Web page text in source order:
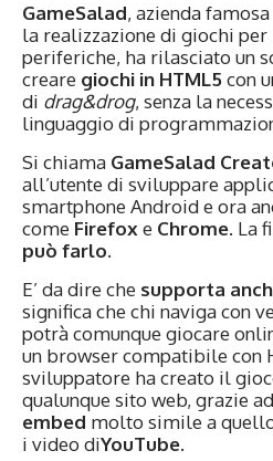
GameSalad, azienda
la realizzazione di giochi per
periferiche, ha rilasciato un
creare giochi in HTML5con
di drag&drog, senza la
linguaggio di
Si chiama GameSalad
all’utente di sviluppare
smartphone Android e ora
come Firefox e Chrome. La
può farlo.
E’ da dire che supporta
significa che chi naviga con
potrà comunque giocare
un browser compatibile con
sviluppatore ha creato il
qualunque sito web, grazie
embed molto simile a
i video diYouTube.